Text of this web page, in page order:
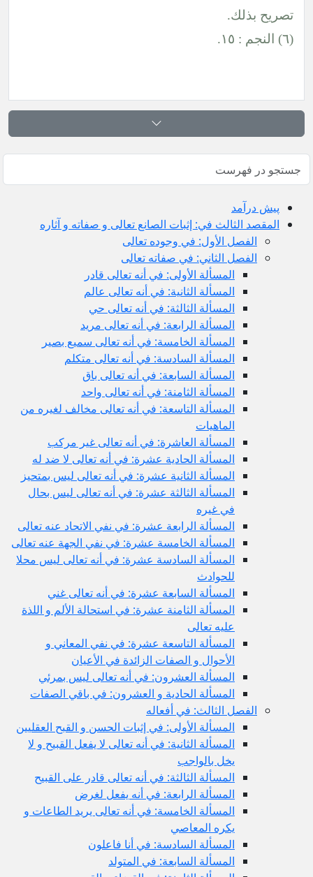
تصريح بذلك.
(٦) النجم : ١٥.
پيش ‏درآمد
المقصد الثالث في: إثبات الصانع تعالى و صفاته و آثاره
الفصل الأول: في وجوده تعالى
الفصل الثاني: في صفاته تعالى
المسألة الأولى: في أنه تعالى قادر
المسألة الثانية: في أنه تعالى عالم
المسألة الثالثة: في أنه تعالى حي
المسألة الرابعة: في أنه تعالى مريد
المسألة الخامسة: في أنه تعالى سميع بصير
المسألة السادسة: في أنه تعالى متكلم
المسألة السابعة: في أنه تعالى باق
المسألة الثامنة: في أنه تعالى واحد
المسألة التاسعة: في أنه تعالى مخالف لغيره من
الماهيات
المسألة العاشرة: في أنه تعالى غير مركب
المسألة الحادية عشرة: في أنه تعالى لا ضد له
المسألة الثانية عشرة: في أنه تعالى ليس بمتحيز
المسألة الثالثة عشرة: في أنه تعالى ليس بحال
في غيره
المسألة الرابعة عشرة: في نفي الاتحاد عنه تعالى
المسألة الخامسة عشرة: في نفي الجهة عنه تعالى
المسألة السادسة عشرة: في أنه تعالى ليس محلا
للحوادث
المسألة السابعة عشرة: في أنه تعالى غني
المسألة الثامنة عشرة: في استحالة الألم و اللذة
عليه تعالى
المسألة التاسعة عشرة: في نفي المعاني و
الأحوال و الصفات الزائدة في الأعيان
المسألة العشرون: في أنه تعالى ليس بمرئي
المسألة الحادية و العشرون: في باقي الصفات
الفصل الثالث: في أفعاله
المسألة الأولى: في إثبات الحسن و القبح العقليين
المسألة الثانية: في أنه تعالى لا يفعل القبيح و لا
يخل بالواجب
المسألة الثالثة: في أنه تعالى قادر على القبيح
المسألة الرابعة: في أنه يفعل لغرض
المسألة الخامسة: في أنه تعالى يريد الطاعات و
يكره المعاصي
المسألة السادسة: في أنا فاعلون
المسألة السابعة: في المتولد